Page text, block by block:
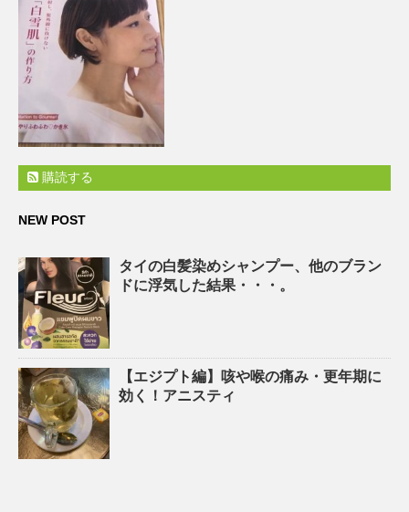
購読する
NEW POST
タイの白髪染めシャンプー、他のブラン
ドに浮気した結果・・・。
【エジプト編】咳や喉の痛み・更年期に
効く！アニスティ